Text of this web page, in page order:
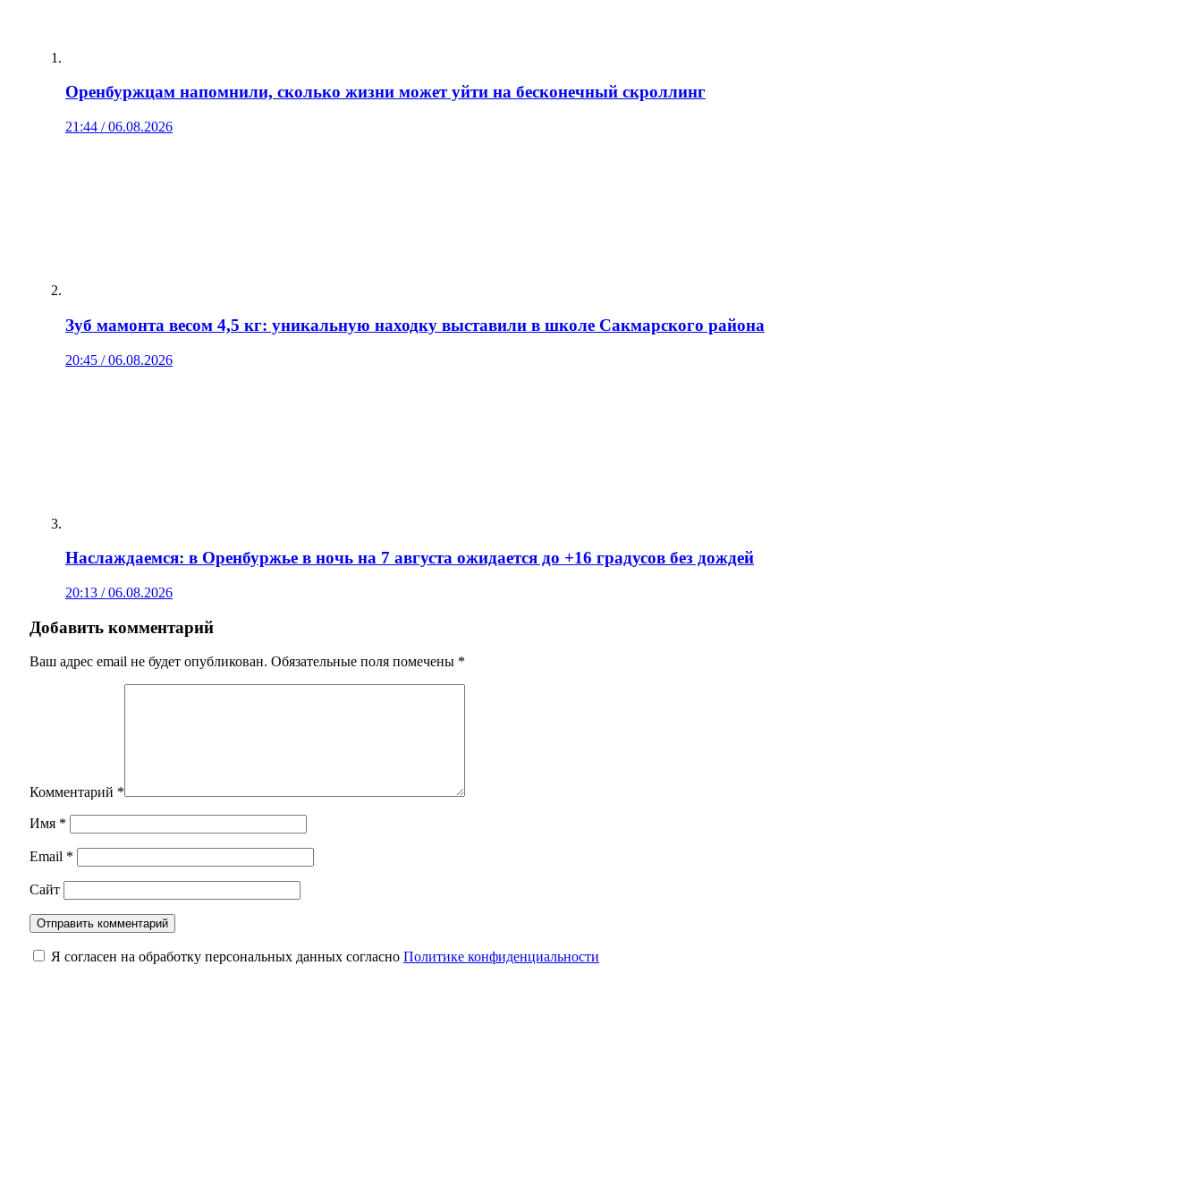
Оренбуржцам напомнили, сколько жизни может уйти на бесконечный скроллинг
21:44 / 06.08.2026
Зуб мамонта весом 4,5 кг: уникальную находку выставили в школе Сакмарского района
20:45 / 06.08.2026
Наслаждаемся: в Оренбуржье в ночь на 7 августа ожидается до +16 градусов без дождей
20:13 / 06.08.2026
Добавить комментарий
Ваш адрес email не будет опубликован. Обязательные поля помечены *
Комментарий *
Имя *
Email *
Сайт
Я согласен на обработку персональных данных согласно Политике конфиденциальности